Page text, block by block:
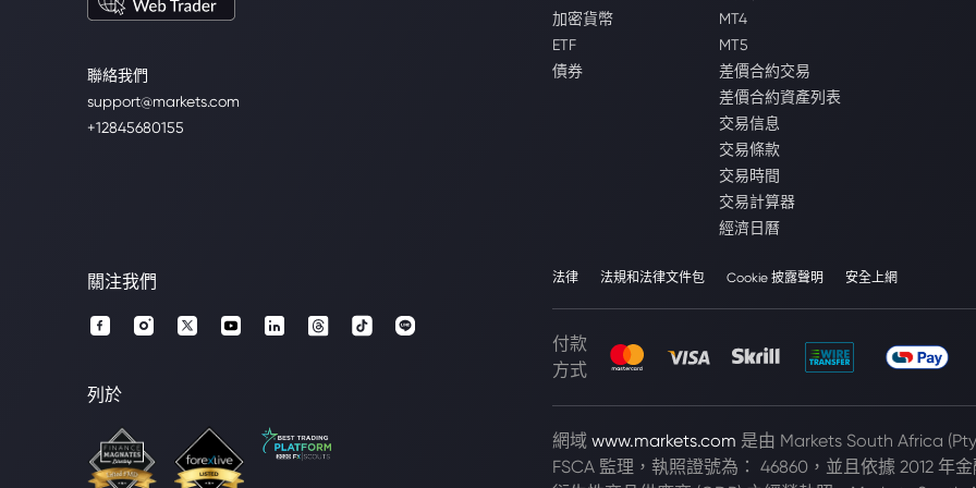
聯絡我們
support@markets.com
+12845680155
加密貨幣
ETF
債券
MT4
MT5
差價合約交易
差價合約資產列表
交易信息
交易條款
交易時間
交易計算器
經濟日曆
關注我們
列於
法律 法規和法律文件包 Cookie 披露聲明 安全上網
付款
方式
網域 www.markets.com 是由 Markets South Africa
FSCA 監理，執照證號為： 46860，並且依據 2012 年